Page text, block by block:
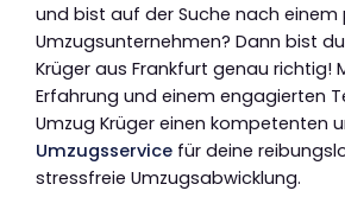
und bist auf der Suche nach einem
Umzugsunternehmen? Dann bist
Krüger aus Frankfurt genau richtig!
Erfahrung und einem engagierten
Umzug Krüger einen kompetenten
Umzugsservice für deine
stressfreie Umzugsabwicklung.